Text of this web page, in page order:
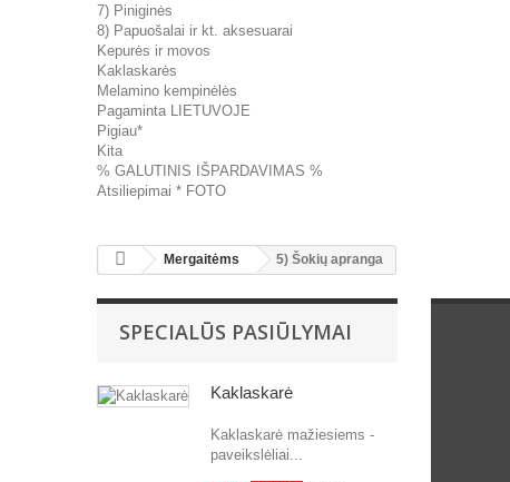
7) Piniginės
8) Papuošalai ir kt. aksesuarai
Kepurės ir movos
Kaklaskarės
Melamino kempinėlės
Pagaminta LIETUVOJE
Pigiau*
Kita
% GALUTINIS IŠPARDAVIMAS %
Atsiliepimai * FOTO
Mergaitėms 5) Šokių apranga
SPECIALŪS PASIŪLYMAI
Kaklaskarė
Kaklaskarė mažiesiems -
paveikslėliai...